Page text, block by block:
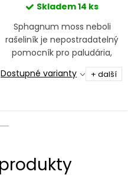
Skladem14 ks
Sphagnum moss neboli
rašeliník je nepostradatelný
pomocník pro paludária,
uzavřené ekosystémy,
tropické rostliny a orchideje
Dostupné varianty + další